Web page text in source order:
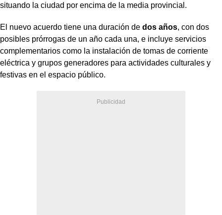
situando la ciudad por encima de la media provincial.
El nuevo acuerdo tiene una duración de dos años, con dos
posibles prórrogas de un año cada una, e incluye servicios
complementarios como la instalación de tomas de corriente
eléctrica y grupos generadores para actividades culturales y
festivas en el espacio público.